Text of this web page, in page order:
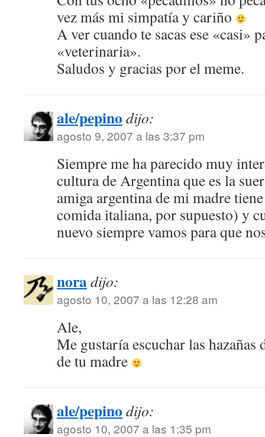
vez más mi simpatía y cariño
A ver cuando te sacas ese «casi»
«veterinaria».
Saludos y gracias por el meme.
ale/pepino dijo:
agosto 9, 2007 a las 3:37 pm
Siempre me ha parecido muy
cultura de Argentina que es la
amiga argentina de mi madre
comida italiana, por supuesto) y
nuevo siempre vamos para que
noradijo:
agosto 10, 2007 a las 12:28 am
Ale,
Me gustaría escuchar las hazañas
de tu madre
ale/pepino dijo:
agosto 10, 2007 a las 1:35 pm